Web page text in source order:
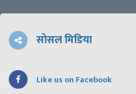
सोसल मिडिया
Like us on Facebook